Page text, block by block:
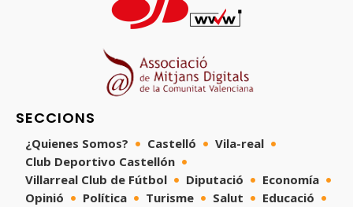
SECCIONS
¿Quienes Somos? Castelló
Vila-real
Club Deportivo Castellón
Villarreal Club de Fútbol
Diputació
Economía
Opinió
Política Turisme Salut
Educació